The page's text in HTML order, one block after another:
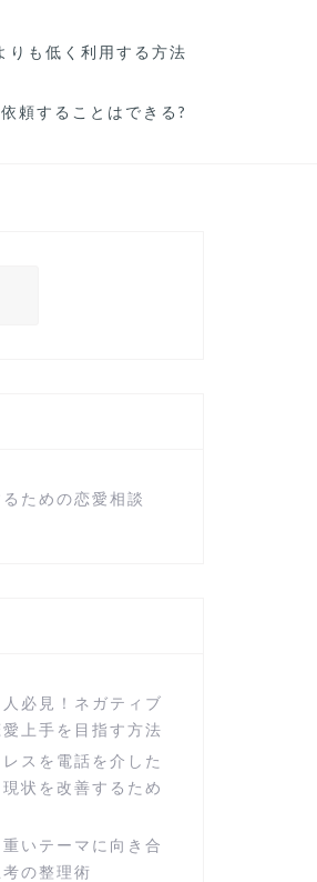
りも低く利用する方法
頼することはできる?
ための恋愛相談
必見！ネガティブ
上手を目指す方法
スを電話を介した
状を改善するため
いテーマに向き合
の整理術